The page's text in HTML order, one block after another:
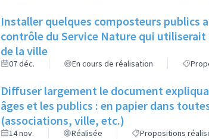
Installer quelques composteurs publics
contrôle du Service Nature qui utiliserait ce compost pour l'entretien des espaces verts
de la ville
07 déc. En cours de réalisation
Diffuser largement le document
âges et les publics : en papier dans
(associations, ville, etc.)
14 nov. Réalisée Propositions